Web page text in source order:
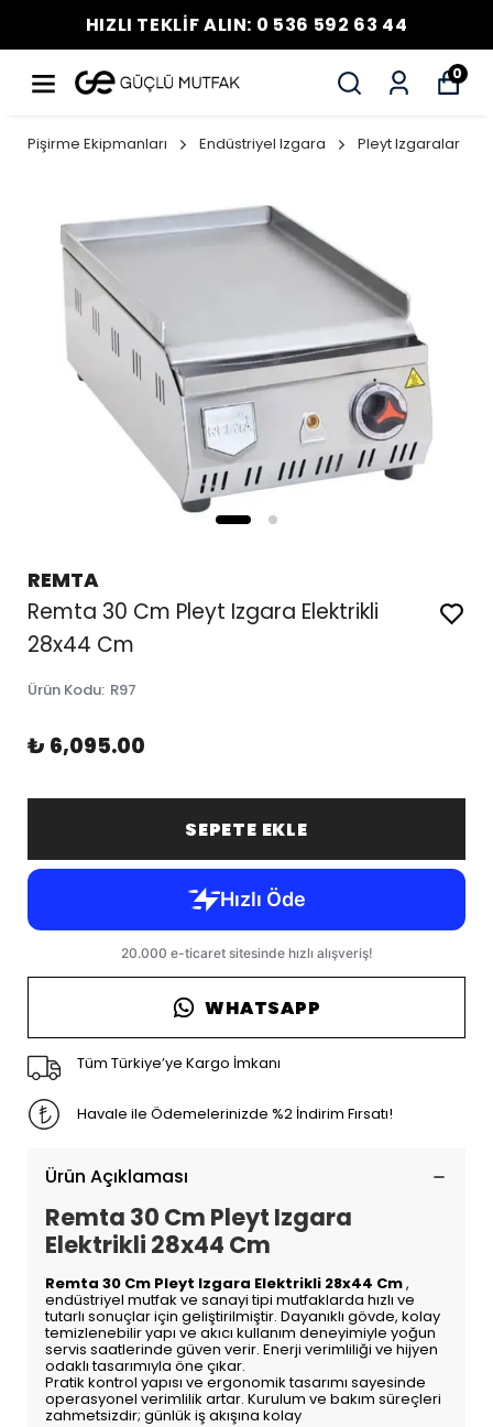
HIZLI TEKLİF ALIN: 0 536 592 63 44
0
Pişirme Ekipmanları Endüstriyel Izgara Pleyt Izgaralar
REMTA
Remta 30 Cm Pleyt Izgara Elektrikli
28x44 Cm
Ürün Kodu: R97
₺ 6,095.00
SEPETE EKLE
WHATSAPP
Tüm Türkiye’ye Kargo İmkanı
Havale ile Ödemelerinizde %2 İndirim Fırsatı!
Ürün Açıklaması
Remta 30 Cm Pleyt Izgara
Elektrikli 28x44 Cm
Remta 30 Cm Pleyt Izgara Elektrikli 28x44 Cm,
endüstriyel mutfak ve sanayi tipi mutfaklarda hızlı ve
tutarlı sonuçlar için geliştirilmiştir. Dayanıklı gövde, kolay
temizlenebilir yapı ve akıcı kullanım deneyimiyle yoğun
servis saatlerinde güven verir. Enerji verimliliği ve hijyen
odaklı tasarımıyla öne çıkar.
Pratik kontrol yapısı ve ergonomik tasarımı sayesinde
operasyonel verimlilik artar. Kurulum ve bakım süreçleri
zahmetsizdir; günlük iş akışına kolay